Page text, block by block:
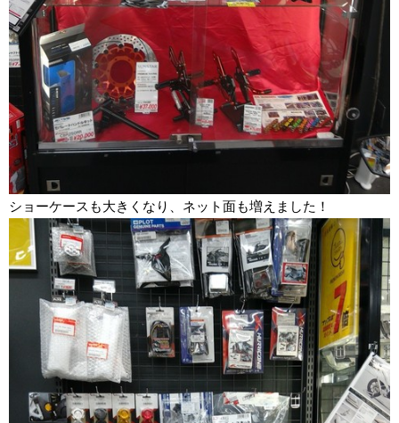
ショーケースも大きくなり、ネット面も増えました！